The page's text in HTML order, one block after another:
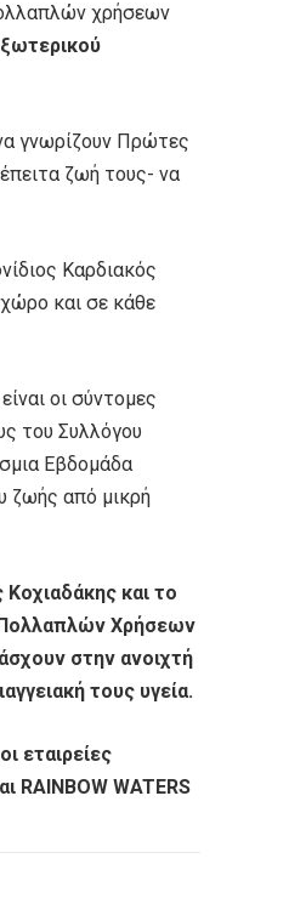
χρήσεων
γνωρίζουν Πρώτες
ζωή τους- να
Καρδιακός
και σε κάθε
οι σύντομες
του Συλλόγου
Εβδομάδα
ζωής από μικρή
και το
Πολλαπλών Χρήσεων
στην ανοιχτή
τους υγεία.
εταιρείες
RAINBOW WATERS